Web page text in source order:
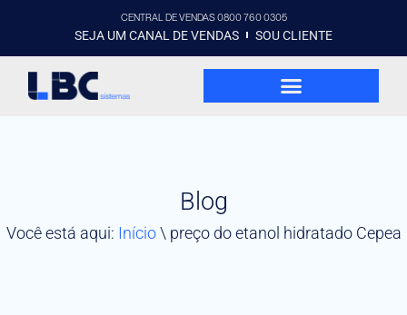
CENTRAL DE VENDAS 0800 760 0305
SEJA UM CANAL DE VENDAS SOU CLIENTE
Blog
Você está aqui: Início\ preço do etanol hidratado Cepea